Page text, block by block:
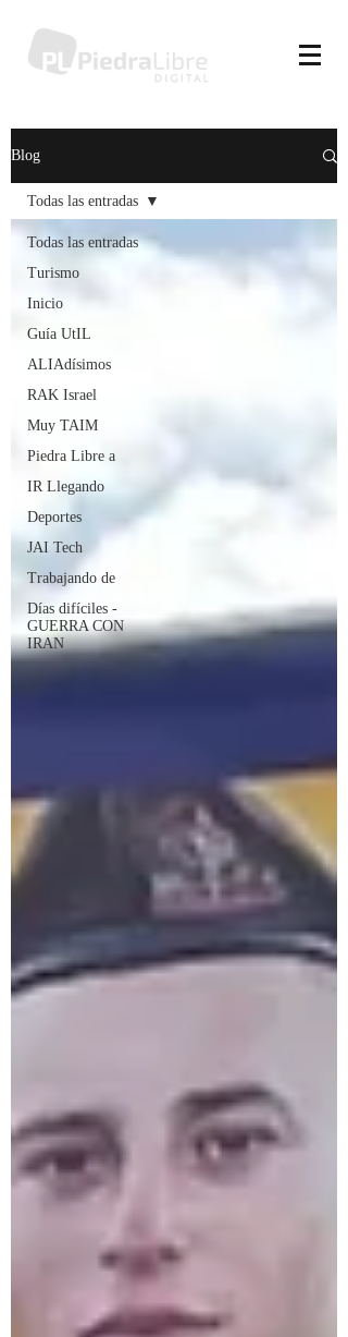
Blog
Todas las entradas
Turismo
Inicio
Guía UtIL
ALIAdísimos
RAK Israel
Muy TAIM
Piedra Libre a
IR Llegando
Deportes
JAI Tech
Trabajando de
Días difíciles -
GUERRA CON
IRAN
Todas las entradas